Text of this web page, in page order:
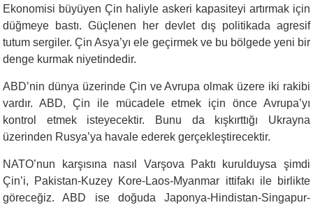
Ekonomisi büyüyen Çin haliyle askeri kapasiteyi artırmak için
düğmeye bastı. Güçlenen her devlet dış politikada agresif
tutum sergiler. Çin Asya’yı ele geçirmek ve bu bölgede yeni bir
denge kurmak niyetindedir.
ABD’nin dünya üzerinde Çin ve Avrupa olmak üzere iki rakibi
vardır. ABD, Çin ile mücadele etmek için önce Avrupa’yı
kontrol etmek isteyecektir. Bunu da kışkırttığı Ukrayna
üzerinden Rusya’ya havale ederek gerçekleştirecektir.
NATO’nun karşısına nasıl Varşova Paktı kurulduysa şimdi
Çin’i, Pakistan-Kuzey Kore-Laos-Myanmar ittifakı ile birlikte
göreceğiz. ABD ise doğuda Japonya-Hindistan-Singapur-